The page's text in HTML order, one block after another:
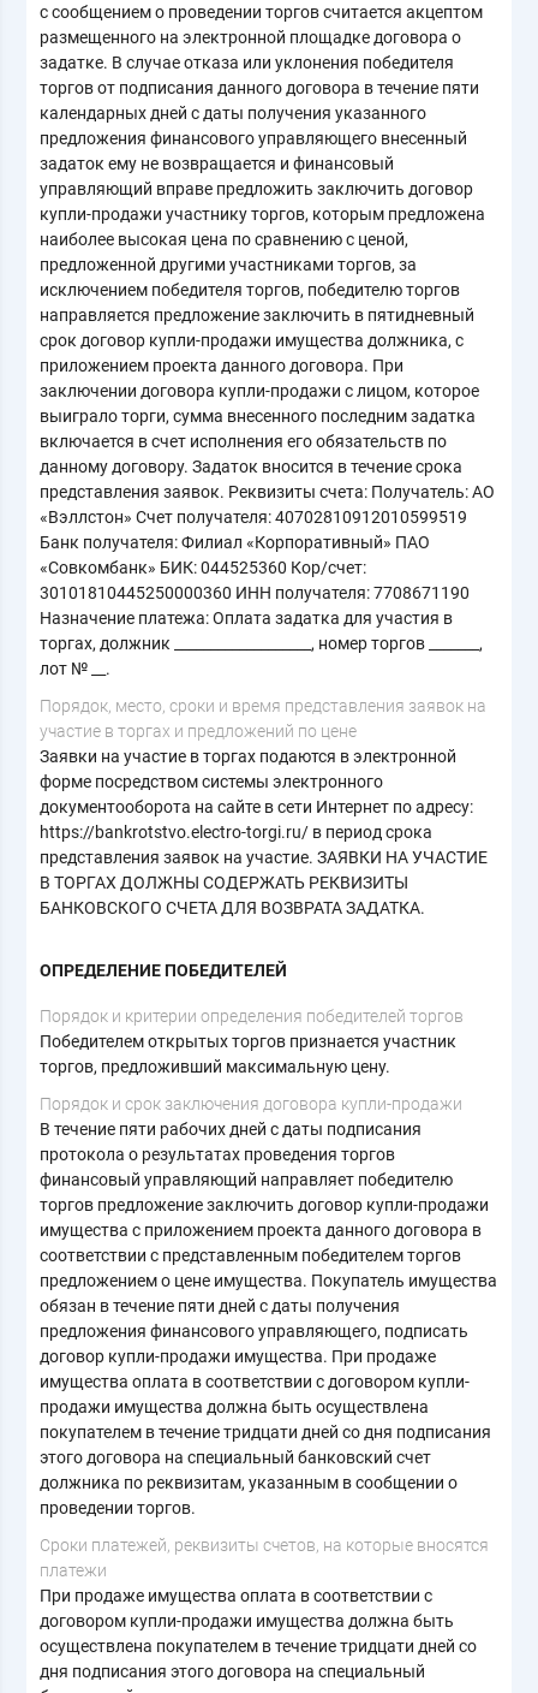
с сообщением о проведении торгов считается акцептом
размещенного на электронной площадке договора о
задатке. В случае отказа или уклонения победителя
торгов от подписания данного договора в течение пяти
календарных дней с даты получения указанного
предложения финансового управляющего внесенный
задаток ему не возвращается и финансовый
управляющий вправе предложить заключить договор
купли-продажи участнику торгов, которым предложена
наиболее высокая цена по сравнению с ценой,
предложенной другими участниками торгов, за
исключением победителя торгов, победителю торгов
направляется предложение заключить в пятидневный
срок договор купли-продажи имущества должника, с
приложением проекта данного договора. При
заключении договора купли-продажи с лицом, которое
выиграло торги, сумма внесенного последним задатка
включается в счет исполнения его обязательств по
данному договору. Задаток вносится в течение срока
представления заявок. Реквизиты счета: Получатель: АО
«Вэллстон» Счет получателя: 40702810912010599519
Банк получателя: Филиал «Корпоративный» ПАО
«Совкомбанк» БИК: 044525360 Кор/счет:
30101810445250000360 ИНН получателя: 7708671190
Назначение платежа: Оплата задатка для участия в
торгах, должник ___________________, номер торгов _______,
лот № __.
Порядок, место, сроки и время представления заявок на
участие в торгах и предложений по цене
Заявки на участие в торгах подаются в электронной
форме посредством системы электронного
документооборота на сайте в сети Интернет по адресу:
https://bankrotstvo.electro-torgi.ru/ в период срока
представления заявок на участие. ЗАЯВКИ НА УЧАСТИЕ
В ТОРГАХ ДОЛЖНЫ СОДЕРЖАТЬ РЕКВИЗИТЫ
БАНКОВСКОГО СЧЕТА ДЛЯ ВОЗВРАТА ЗАДАТКА.
ОПРЕДЕЛЕНИЕ ПОБЕДИТЕЛЕЙ
Порядок и критерии определения победителей торгов
Победителем открытых торгов признается участник
торгов, предложивший максимальную цену.
Порядок и срок заключения договора купли-продажи
В течение пяти рабочих дней с даты подписания
протокола о результатах проведения торгов
финансовый управляющий направляет победителю
торгов предложение заключить договор купли-продажи
имущества с приложением проекта данного договора в
соответствии с представленным победителем торгов
предложением о цене имущества. Покупатель имущества
обязан в течение пяти дней с даты получения
предложения финансового управляющего, подписать
договор купли-продажи имущества. При продаже
имущества оплата в соответствии с договором купли-
продажи имущества должна быть осуществлена
покупателем в течение тридцати дней со дня подписания
этого договора на специальный банковский счет
должника по реквизитам, указанным в сообщении о
проведении торгов.
Сроки платежей, реквизиты счетов, на которые вносятся
платежи
При продаже имущества оплата в соответствии с
договором купли-продажи имущества должна быть
осуществлена покупателем в течение тридцати дней со
дня подписания этого договора на специальный